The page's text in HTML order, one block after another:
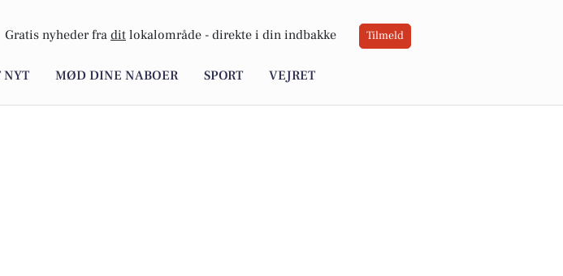
Gratis nyheder fra dit lokalområde - direkte i din indbakke Tilmeld
NYT MØD DINE NABOER SPORT VEJRET